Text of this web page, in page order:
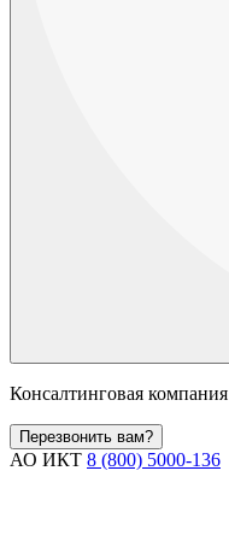
Консалтинговая компания
Перезвонить вам?
АО ИКТ 8 (800) 5000-136